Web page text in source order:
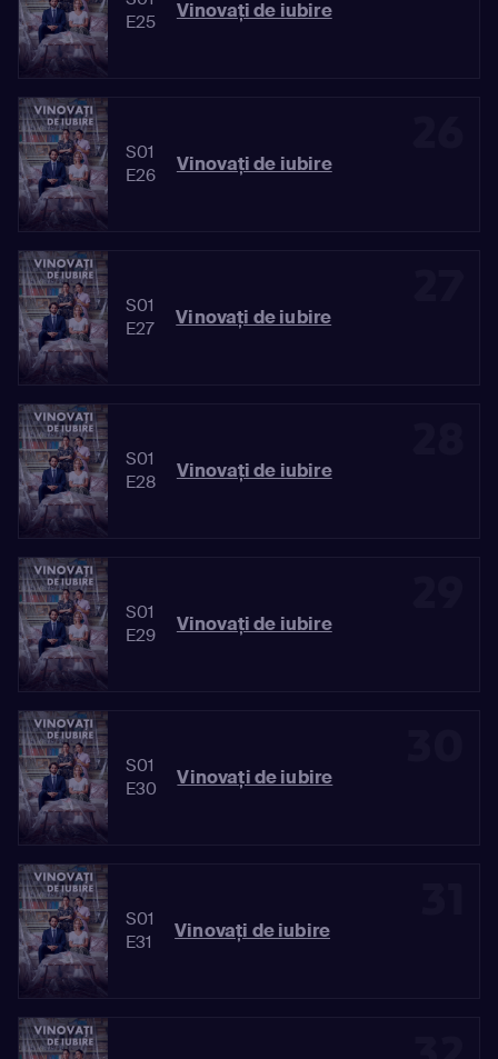
E25
Vinovaţi de iubire
S01
E26
Vinovaţi de iubire
S01
E27
Vinovaţi de iubire
S01
E28
Vinovaţi de iubire
S01
E29
Vinovaţi de iubire
S01
E30
Vinovaţi de iubire
S01
E31
Vinovaţi de iubire